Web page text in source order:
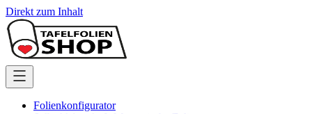
Direkt zum Inhalt
Folienkonfigurator